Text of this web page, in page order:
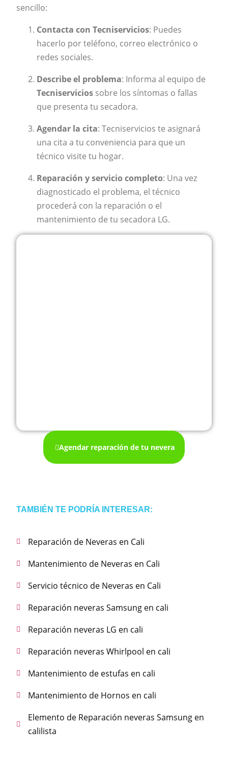
sencillo:
Contacta con Tecniservicios: Puedes
hacerlo por teléfono, correo electrónico o
redes sociales.
Describe el problema: Informa al equipo de
Tecniservicios sobre los síntomas o fallas
que presenta tu secadora.
Agendar la cita: Tecniservicios te asignará
una cita a tu conveniencia para que un
técnico visite tu hogar.
Reparación y servicio completo: Una vez
diagnosticado el problema, el técnico
procederá con la reparación o el
mantenimiento de tu secadora LG.
Agendar reparación de tu nevera
TAMBIÉN TE PODRÍA INTERESAR:
Reparación de Neveras en Cali
Mantenimiento de Neveras en Cali
Servicio técnico de Neveras en Cali
Reparación neveras Samsung en cali
Reparación neveras LG en cali
Reparación neveras Whirlpool en cali
Mantenimiento de estufas en cali
Mantenimiento de Hornos en cali
Elemento de Reparación neveras Samsung en
calilista